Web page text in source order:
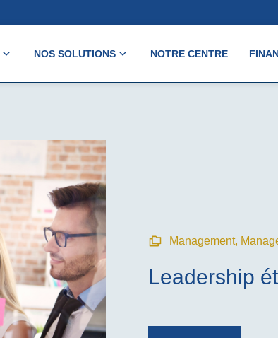
NOS SOLUTIONS NOTRE CENTRE
Management,
Leadership